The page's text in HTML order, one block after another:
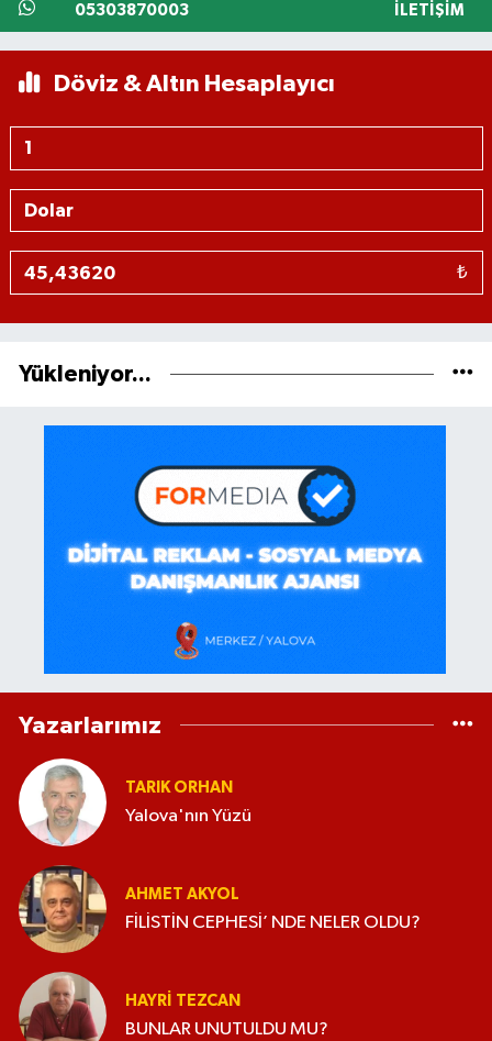
05303870003 İLETIŞIM
Döviz & Altın Hesaplayıcı
₺
Yükleniyor...
Yazarlarımız
TARIK ORHAN
Yalova'nın Yüzü
AHMET AKYOL
FİLİSTİN CEPHESİ’ NDE NELER OLDU?
HAYRI TEZCAN
BUNLAR UNUTULDU MU?